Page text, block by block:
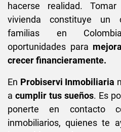
hacerse realidad.
vivienda constituye un
familias en
oportunidades para
crecer financieramente.
En Probiservi Inmobiliaria
a cumplir tus sueños. Es
ponerte en contacto
inmobiliarios, quienes te